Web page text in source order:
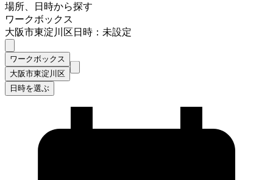
場所、日時から探す
ワークボックス
大阪市東淀川区日時：未設定
ワークボックス
大阪市東淀川区
日時を選ぶ